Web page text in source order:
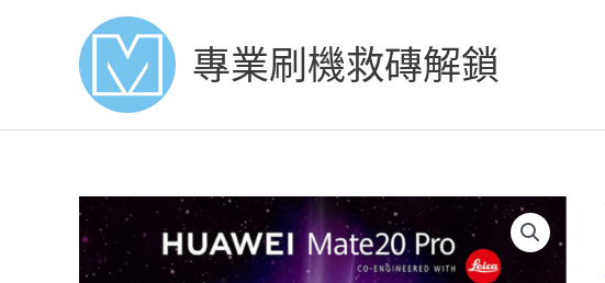
專業刷機救磚解鎖